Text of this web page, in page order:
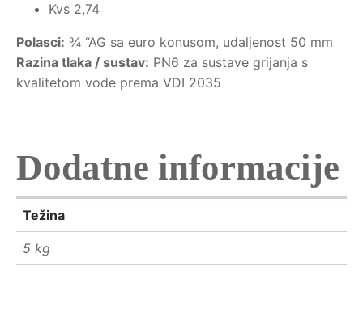
Kvs 2,74
Polasci: ¾ “AG sa euro konusom, udaljenost 50 mm
Razina tlaka / sustav: PN6 za sustave grijanja s
kvalitetom vode prema VDI 2035
Dodatne informacije
Težina
5 kg